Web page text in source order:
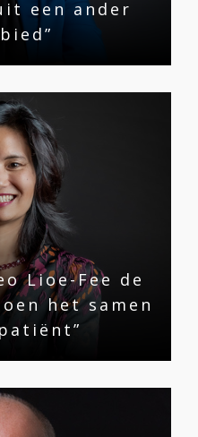
een ander
Lioe-Fee de
het samen